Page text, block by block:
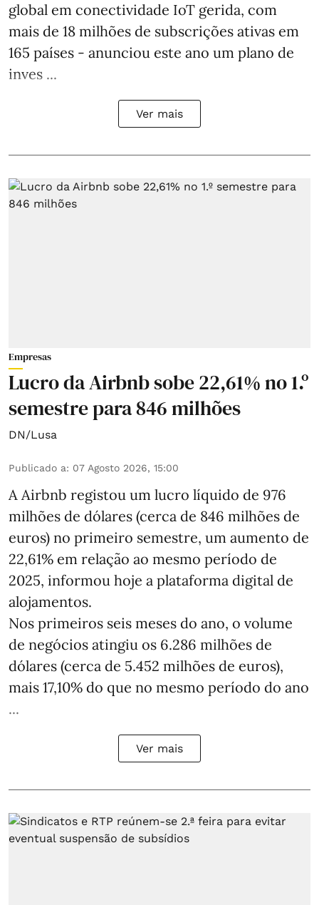
global em conectividade IoT gerida, com
mais de 18 milhões de subscrições ativas em
165 países - anunciou este ano um plano de
inves ...
Ver mais
Empresas
Lucro da Airbnb sobe 22,61% no 1.º
semestre para 846 milhões
DN/Lusa
Publicado a: 07 Agosto 2026, 15:00
A Airbnb registou um lucro líquido de 976
milhões de dólares (cerca de 846 milhões de
euros) no primeiro semestre, um aumento de
22,61% em relação ao mesmo período de
2025, informou hoje a plataforma digital de
alojamentos.
Nos primeiros seis meses do ano, o volume
de negócios atingiu os 6.286 milhões de
dólares (cerca de 5.452 milhões de euros),
mais 17,10% do que no mesmo período do ano
...
Ver mais